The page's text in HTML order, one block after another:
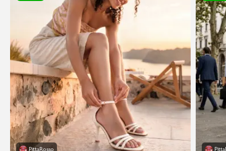
PittaRosso